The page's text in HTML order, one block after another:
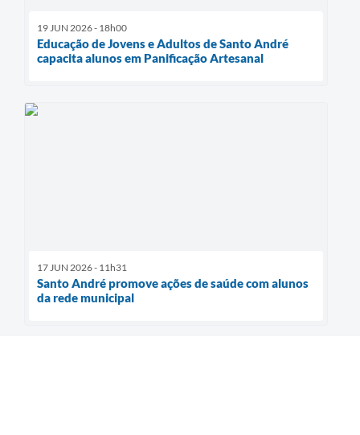
19 JUN 2026 - 18h00
Educação de Jovens e Adultos de Santo André
capacita alunos em Panificação Artesanal
17 JUN 2026 - 11h31
Santo André promove ações de saúde com alunos
da rede municipal